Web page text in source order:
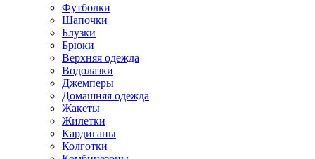
Футболки
Шапочки
Блузки
Брюки
Верхняя одежда
Водолазки
Джемперы
Домашняя одежда
Жакеты
Жилетки
Кардиганы
Колготки